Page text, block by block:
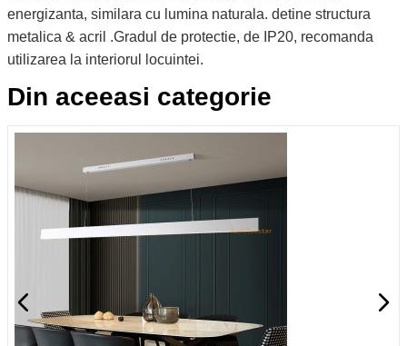
energizanta, similara cu lumina naturala. detine structura
metalica & acril .Gradul de protectie, de IP20, recomanda
utilizarea la interiorul locuintei.
Din aceeasi categorie